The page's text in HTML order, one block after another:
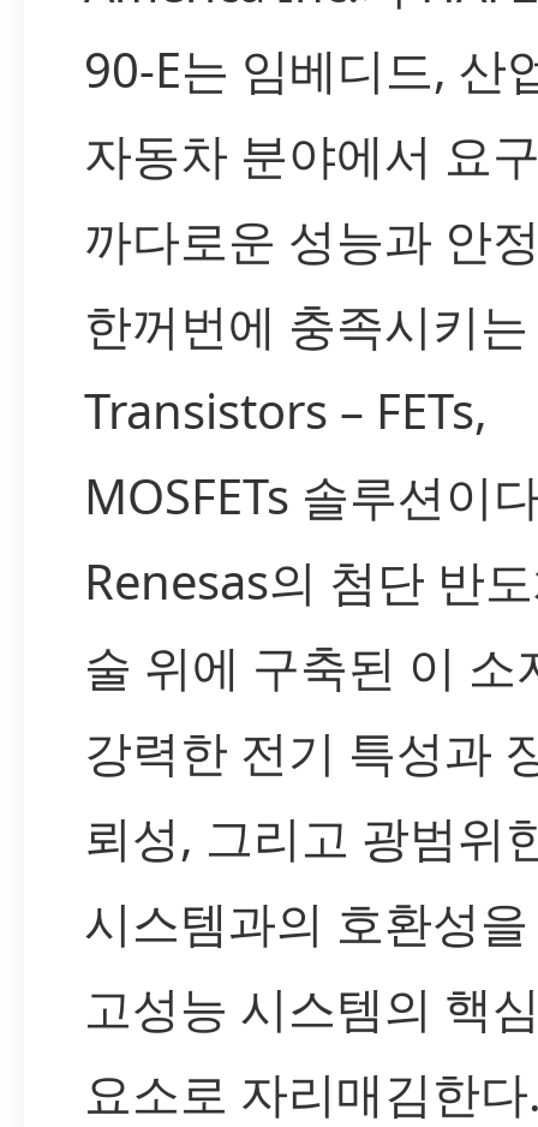
90-E는 임베디드, 산
자동차 분야에서 요
까다로운 성능과 안
한꺼번에 충족시키
Transistors – FETs,
MOSFETs 솔루션이
Renesas의 첨단 반
술 위에 구축된 이 소
강력한 전기 특성과
뢰성, 그리고 광범위
시스템과의 호환성
고성능 시스템의 핵
요소로 자리매김한